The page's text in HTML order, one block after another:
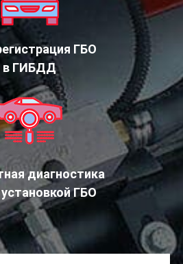
ГБО
в ГИБДД
диагностика
ГБО